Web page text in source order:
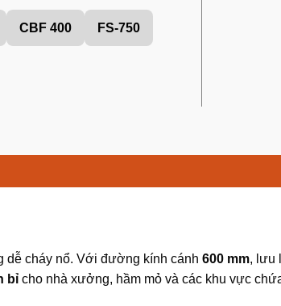
CBF 400 FS-750
dễ cháy nổ. Với đường kính cánh 600 mm, lưu
bỉ cho nhà xưởng, hầm mỏ và các khu vực